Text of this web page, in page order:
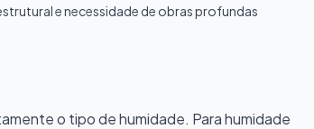
e necessidade de obras profundas
o tipo de humidade. Para humidade